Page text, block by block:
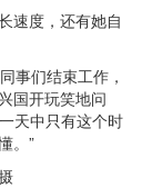
速度，还有她自
们结束工作，
国开玩笑地问
天中只有这个时
。”